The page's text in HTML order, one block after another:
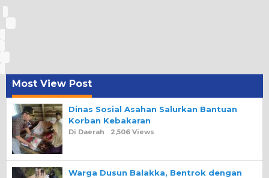
Most View Post
Dinas Sosial Asahan Salurkan Bantuan
Korban Kebakaran
Di Daerah 2,506 Views
Warga Dusun Balakka, Bentrok dengan